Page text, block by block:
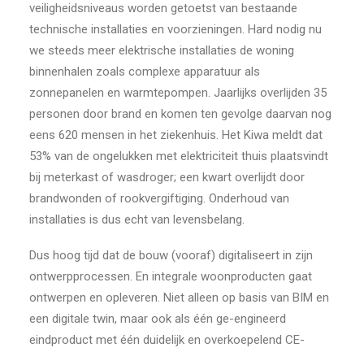
veiligheidsniveaus worden getoetst van bestaande
technische installaties en voorzieningen. Hard nodig nu
we steeds meer elektrische installaties de woning
binnenhalen zoals complexe apparatuur als
zonnepanelen en warmtepompen. Jaarlijks overlijden 35
personen door brand en komen ten gevolge daarvan nog
eens 620 mensen in het ziekenhuis. Het Kiwa meldt dat
53% van de ongelukken met elektriciteit thuis plaatsvindt
bij meterkast of wasdroger; een kwart overlijdt door
brandwonden of rookvergiftiging. Onderhoud van
installaties is dus echt van levensbelang.
Dus hoog tijd dat de bouw (vooraf) digitaliseert in zijn
ontwerpprocessen. En integrale woonproducten gaat
ontwerpen en opleveren. Niet alleen op basis van BIM en
een digitale twin, maar ook als één ge-engineerd
eindproduct met één duidelijk en overkoepelend CE-